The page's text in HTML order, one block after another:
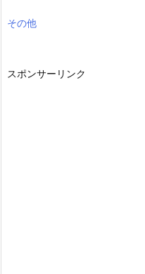
その他
スポンサーリンク